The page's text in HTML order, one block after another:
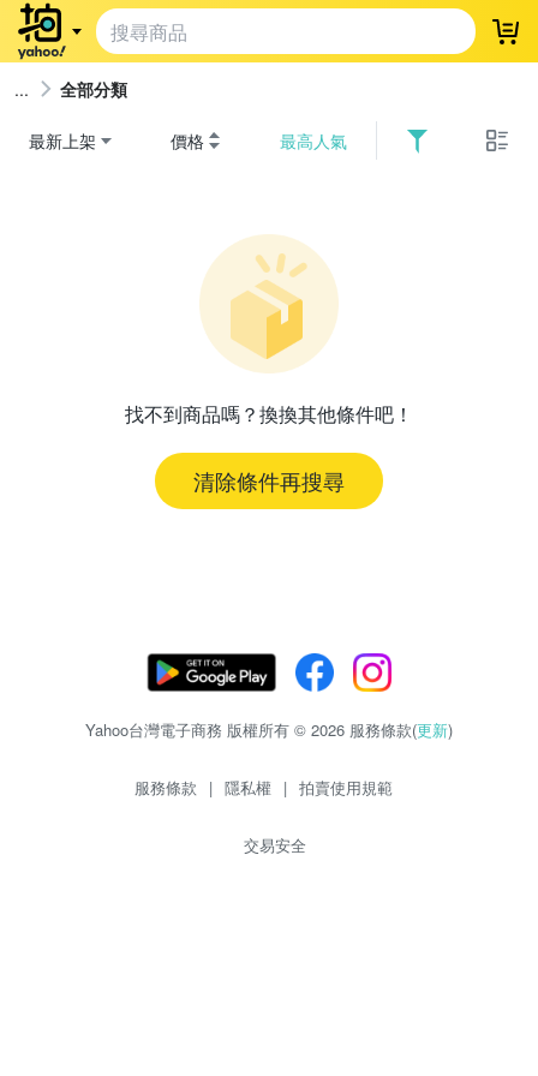
登
全部分類
最新上架 價格 最高人氣
找不到商品嗎？換換其他條件吧！
清除條件再搜尋
Yahoo台灣電子商務 版權所有 © 2026 服務條款(更新)
服務條款 | 隱私權 | 拍賣使用規範
交易安全